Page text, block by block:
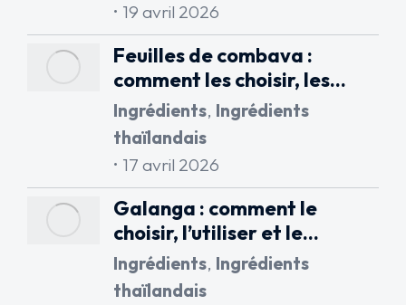
19 avril 2026
Feuilles de combava :
comment les choisir, les…
Ingrédients, Ingrédients
thaïlandais
17 avril 2026
Galanga : comment le
choisir, l’utiliser et le…
Ingrédients, Ingrédients
thaïlandais